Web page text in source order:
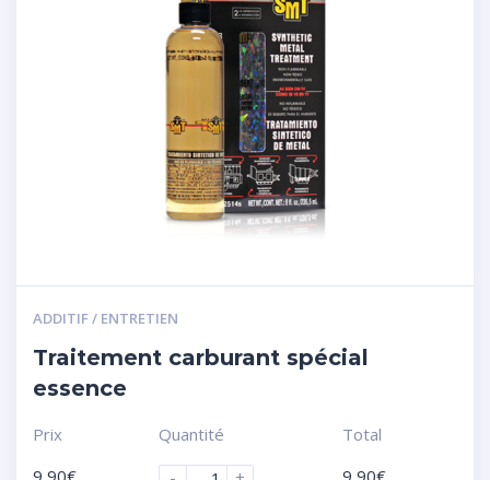
ADDITIF / ENTRETIEN
Traitement carburant spécial
essence
Prix
Quantité
Total